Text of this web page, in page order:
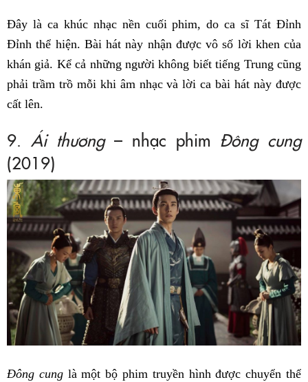
Đây là ca khúc nhạc nền cuối phim, do ca sĩ Tát Đỉnh
Đỉnh thể hiện. Bài hát này nhận được vô số lời khen của
khán giả. Kể cả những người không biết tiếng Trung cũng
phải trầm trồ mỗi khi âm nhạc và lời ca bài hát này được
cất lên.
9. Ái thương– nhạc phim Đông cung
(2019)
Đông cunglà một bộ phim truyền hình được chuyển thể